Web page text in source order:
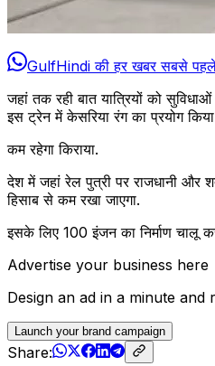
GulfHindi की हर खबर सबसे
जहां तक रही बात यात्रियों को
इस ट्रेन में केसरिया रंग का प्रयोग
कम रहेगा किराया.
देश में जहां रेल पुत्री पर राजधानी और
हिसाब से कम रखा जाएगा.
इसके लिए 100 इंजन का निर्माण चालू
Advertise your business here
Design an ad in a minute and
Launch your brand campaign
Share: